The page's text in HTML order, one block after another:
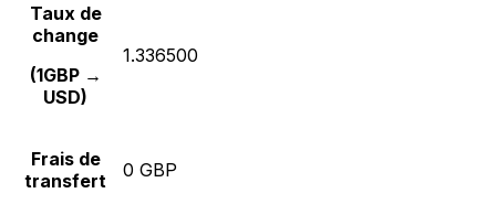
Taux de
change
(1GBP →
USD)
1.336500
Frais de
transfert
0 GBP